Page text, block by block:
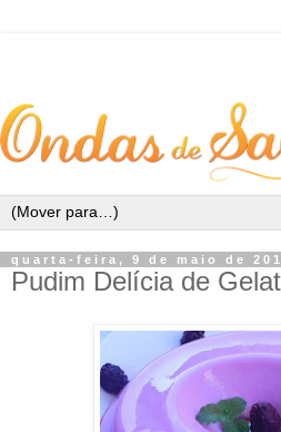
quarta-feira, 9 de maio de
Pudim Delícia de